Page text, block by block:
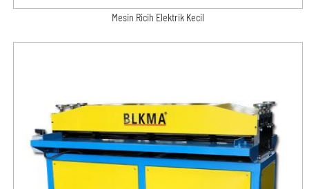
Mesin Ricih Elektrik Kecil